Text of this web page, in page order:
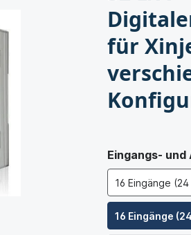
für
Eingangs-
16 Eingänge
16 Eingänge